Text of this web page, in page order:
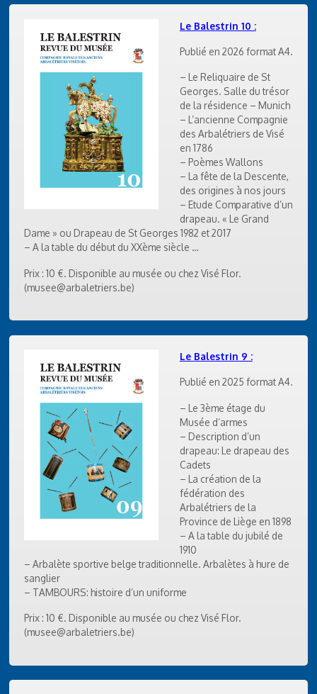
Le Balestrin 10 :
Publié en 2026 format A4.
– Le Reliquaire de St
Georges. Salle du trésor
de la résidence – Munich
– L’ancienne Compagnie
des Arbalétriers de Visé
en 1786
– Poèmes Wallons
– La fête de la Descente,
des origines à nos jours
– Etude Comparative d’un
drapeau. « Le Grand
Dame » ou Drapeau de St Georges 1982 et 2017
– A la table du début du XXème siècle …
Prix : 10 €. Disponible au musée ou chez Visé Flor.
(musee@arbaletriers.be)
Le Balestrin 9 :
Publié en 2025 format A4.
– Le 3ème étage du
Musée d’armes
– Description d’un
drapeau: Le drapeau des
Cadets
– La création de la
fédération des
Arbalétriers de la
Province de Liège en 1898
– A la table du jubilé de
1910
– Arbalète sportive belge traditionnelle. Arbalètes à hure de
sanglier
– TAMBOURS: histoire d’un uniforme
Prix : 10 €. Disponible au musée ou chez Visé Flor.
(musee@arbaletriers.be)